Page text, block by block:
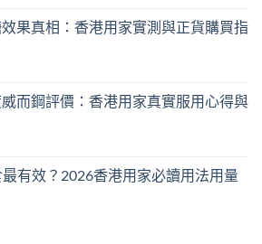
果真相：香港用家實測與正貨購買指
而鋼評價：香港用家真實服用心得與
有效？2026香港用家必讀用法用量